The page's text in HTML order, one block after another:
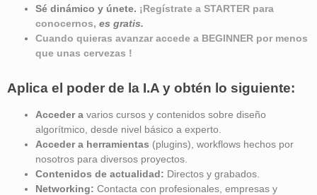
Sé dinámico y únete. ¡Regístrate a STARTER para
conocernos, es gratis.
Cuando quieras avanzar accede a BEGINNER por menos
que unas cervezas !
Aplica el poder de la I.A y obtén lo siguiente:
Acceder a varios cursos y contenidos sobre diseño
algorítmico, desde nivel básico a experto.
Acceder a herramientas (plugins), workflows hechos por
nosotros para diversos proyectos.
Contenidos de actualidad: Directos y grabados.
Networking: Contacta con profesionales, empresas y